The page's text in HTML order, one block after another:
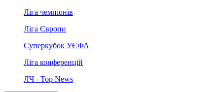
Ліга чемпіонів
Ліга Європи
Суперкубок УЄФА
Ліга конференцій
ЛЧ - Top News